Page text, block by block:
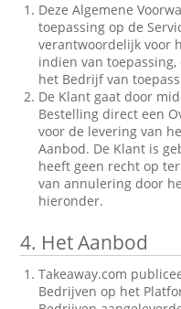
Deze Algemene
toepassing op de
verantwoordelijk voor
indien van
het Bedrijf van
De Klant gaat door
Bestelling direct een
voor de levering van
Aanbod. De Klant is
heeft geen recht op
van annulering door
hieronder.
4. Het Aanbod
Takeaway.com
Bedrijven op het